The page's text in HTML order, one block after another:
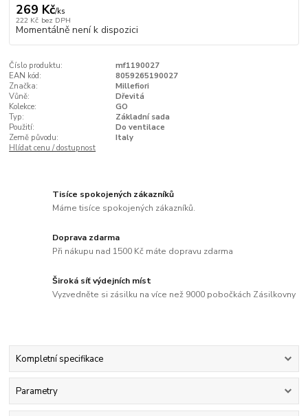
269 Kč/ks
222 Kč bez DPH
Momentálně není k dispozici
Číslo produktu:
mf1190027
EAN kód:
8059265190027
Značka:
Millefiori
Vůně:
Dřevitá
Kolekce:
GO
Typ:
Základní sada
Použití:
Do ventilace
Země původu:
Italy
Hlídat cenu / dostupnost
Tisíce spokojených zákazníků
Máme tisíce spokojených zákazníků.
Doprava zdarma
Při nákupu nad 1500 Kč máte dopravu zdarma
Široká síť výdejních míst
Vyzvedněte si zásilku na více než 9000 pobočkách Zásilkovny
Kompletní specifikace
Parametry